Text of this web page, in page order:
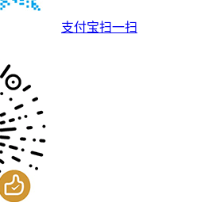
支付宝扫一扫